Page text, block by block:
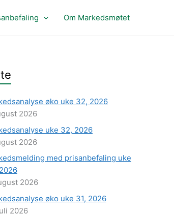
Om Markedsmøtet
øko uke 32, 2026
2026
uke 32, 2026
2026
med prisanbefaling uke
2026
øko uke 31, 2026
2026